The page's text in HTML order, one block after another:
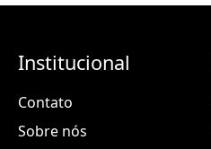
Institucional
Contato
Sobre nós